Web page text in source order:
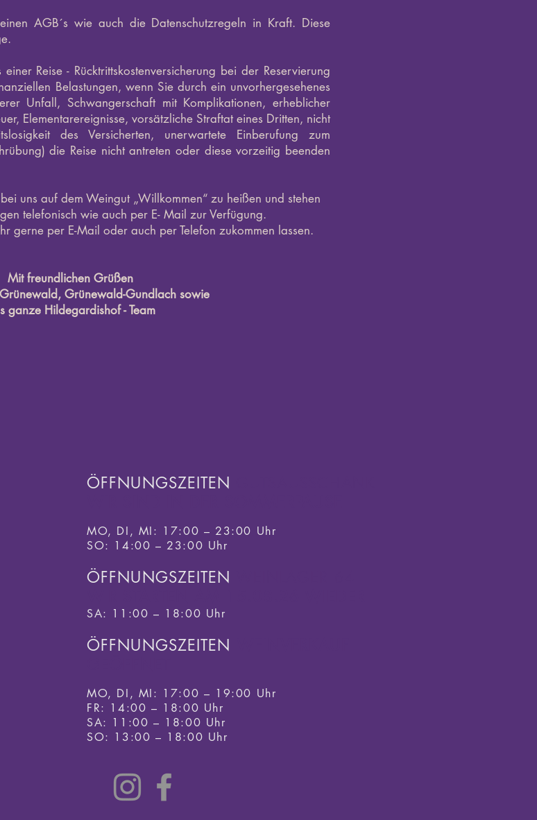
AGB´s wie auch die Datenschutzregeln in Kraft. Diese
Reise - Rücktrittskostenversicherung bei der Reservierung
Belastungen, wenn Sie durch ein unvorhergesehenes
Unfall, Schwangerschaft mit Komplikationen, erheblicher
Elementarereignisse, vorsätzliche Straftat eines Dritten, nicht
des Versicherten, unerwartete Einberufung zum
die Reise nicht antreten oder diese vorzeitig beenden
uns auf dem Weingut „Willkommen“ zu heißen und stehen
telefonisch wie auch per E- Mail zur Verfügung.
gerne per E-Mail oder auch per Telefon zukommen lassen.
Mit freundlichen Grüßen
Grünewald-Gundlach sowie
ganze Hildegardishof - Team
ÖFFNUNGSZEITEN
MO, DI, MI: 17:00 – 23:00 Uhr
SO: 14:00 – 23:00 Uhr
ÖFFNUNGSZEITEN
SA: 11:00 – 18:00 Uhr
ÖFFNUNGSZEITEN
MO, DI, MI: 17:00 – 19:00 Uhr
FR: 14:00 – 18:00 Uhr
SA: 11 :00 – 18:00 Uhr
SO: 13:00 – 18:00 Uhr